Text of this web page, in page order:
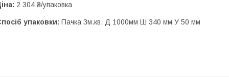
2 304 ₴/упаковка
упаковки: Пачка 3м.кв. Д 1000мм Ш 340 мм У 50 мм